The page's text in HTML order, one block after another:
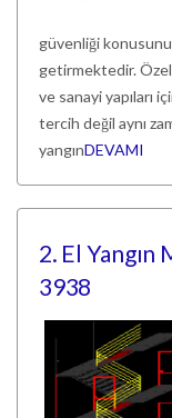
güvenliği
getirmektedir.
ve sanayi yapıları
tercih değil aynı
yangınDEVAMI
2. El Yangın
3938